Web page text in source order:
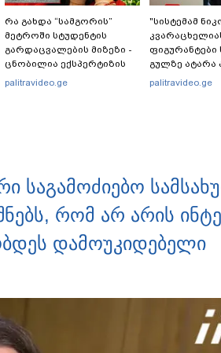
რა გახდა “სამგორის”
მეტროში სტუდენტის
გარდაცვალების მიზეზი -
ცნობილია ექსპერტიზის
პასუხი
palitravideo.ge
"სისტემამ
ფიგურანტები
გულზე ატარა
წელი! ხომ არ
palitravideo.ge
საგამოძიებო
რომ არ არის
დამოუკიდებელი